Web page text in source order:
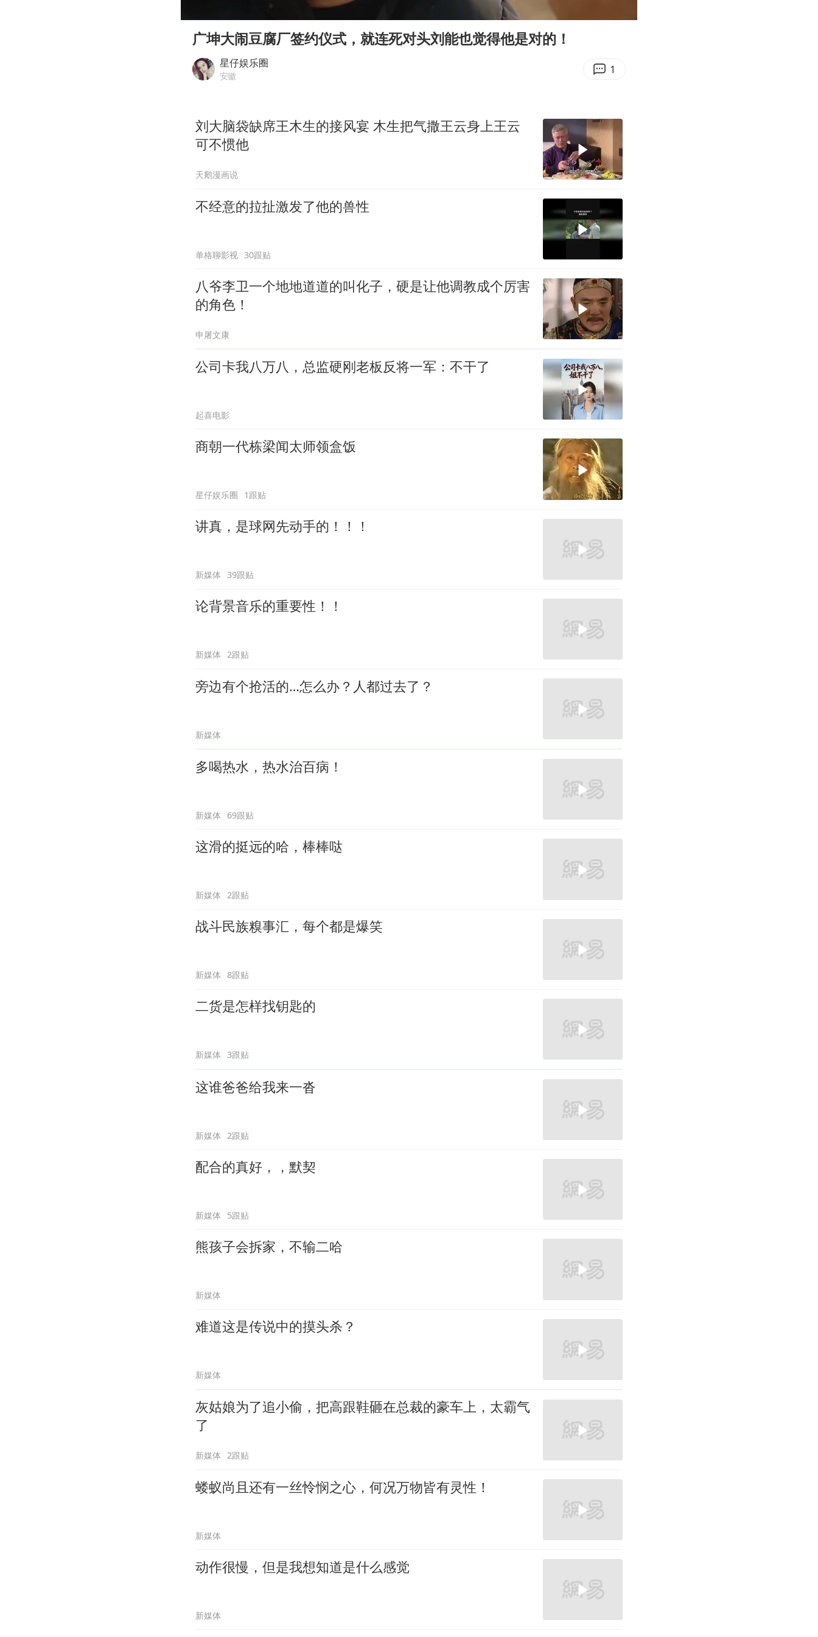
“新疆阿勒泰八月能滑雪”不实
公司“上四休三”但要降薪1000元
广坤大闹豆腐厂签约仪式，就连死对头刘能也觉得他是对的！
星仔娱乐圈
安徽 1
刘大脑袋缺席王木生的接风宴 木生把气撒王云身上王云
可不惯他
天鹅漫画说
不经意的拉扯激发了他的兽性
单格聊影视 30跟贴
八爷李卫一个地地道道的叫化子，硬是让他调教成个厉害
的角色！
申屠文康
公司卡我八万八，总监硬刚老板反将一军：不干了
起喜电影
商朝一代栋梁闻太师领盒饭
星仔娱乐圈 1跟贴
讲真，是球网先动手的！！！
新媒体 39跟贴
论背景音乐的重要性！！
新媒体 2跟贴
旁边有个抢活的…怎么办？人都过去了？
新媒体
多喝热水，热水治百病！
新媒体 69跟贴
这滑的挺远的哈，棒棒哒
新媒体 2跟贴
战斗民族糗事汇，每个都是爆笑
新媒体 8跟贴
二货是怎样找钥匙的
新媒体 3跟贴
这谁爸爸给我来一沓
新媒体 2跟贴
配合的真好，，默契
新媒体 5跟贴
熊孩子会拆家，不输二哈
新媒体
难道这是传说中的摸头杀？
新媒体
灰姑娘为了追小偷，把高跟鞋砸在总裁的豪车上，太霸气
了
新媒体 2跟贴
蝼蚁尚且还有一丝怜悯之心，何况万物皆有灵性！
新媒体
动作很慢，但是我想知道是什么感觉
新媒体